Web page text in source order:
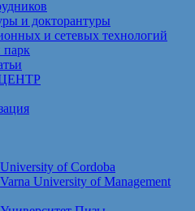
и докторантуры
и сетевых технологий
парк
University of Cordoba
Varna University of Management